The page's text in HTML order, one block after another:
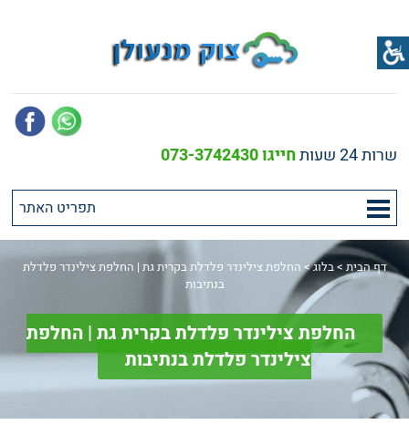
שרות 24 שעות חייגו 073-3742430
דף הבית >בלוג> החלפת צילינדר פלדלת בקרית גת | החלפת צילינדר פלדלת
בנתיבות
החלפת צילינדר פלדלת בקרית גת | החלפת
צילינדר פלדלת בנתיבות